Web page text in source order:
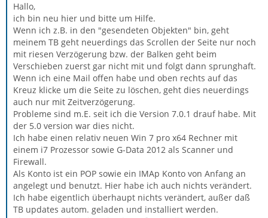
Hallo,
ich bin neu hier und bitte um Hilfe.
Wenn ich z.B. in den "gesendeten Objekten" bin, geht
meinem TB geht neuerdings das Scrollen der Seite nur noch
mit riesen Verzögerung bzw. der Balken geht beim
Verschieben zuerst gar nicht mit und folgt dann sprunghaft.
Wenn ich eine Mail offen habe und oben rechts auf das
Kreuz klicke um die Seite zu löschen, geht dies neuerdings
auch nur mit Zeitverzögerung.
Probleme sind m.E. seit ich die Version 7.0.1 drauf habe. Mit
der 5.0 version war dies nicht.
Ich habe einen relativ neuen Win 7 pro x64 Rechner mit
einem i7 Prozessor sowie G-Data 2012 als Scanner und
Firewall.
Als Konto ist ein POP sowie ein IMAp Konto von Anfang an
angelegt und benutzt. Hier habe ich auch nichts verändert.
Ich habe eigentlich überhaupt nichts verändert, außer daß
TB updates autom. geladen und installiert werden.